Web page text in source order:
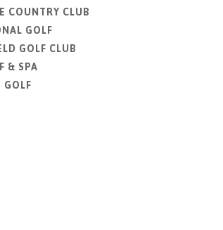
COUNTRY CLUB
GOLF
GOLF CLUB
& SPA
GOLF